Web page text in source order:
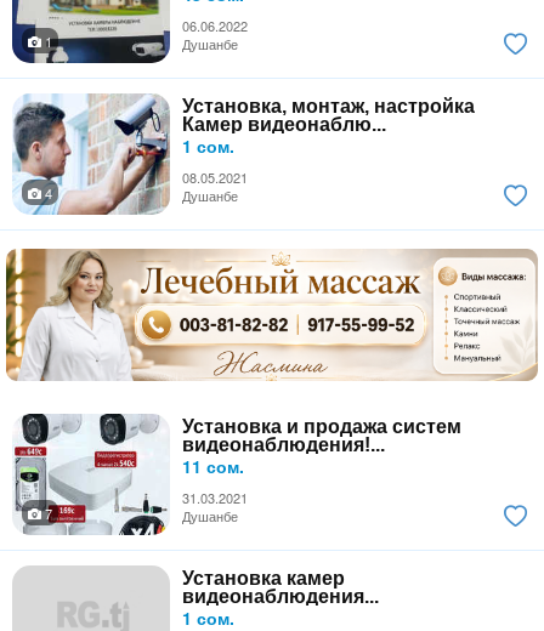
06.06.2022
1
Душанбе
Установка, монтаж, настройка
Камер видеонаблю...
1 сом.
08.05.2021
4
Душанбе
Установка и продажа систем
видеонаблюдения!...
11 сом.
31.03.2021
7
Душанбе
Установка камер
видеонаблюдения...
1 сом.